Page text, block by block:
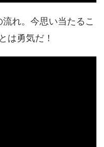
れ。今思い当たるこ
は勇気だ！